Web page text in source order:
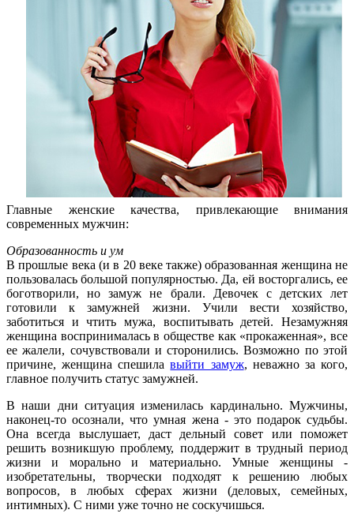
Главные женские качества, привлекающие внимания
современных мужчин:
Образованность и ум
В прошлые века (и в 20 веке также) образованная женщина не
пользовалась большой популярностью. Да, ей восторгались, ее
боготворили, но замуж не брали. Девочек с детских лет
готовили к замужней жизни. Учили вести хозяйство,
заботиться и чтить мужа, воспитывать детей. Незамужняя
женщина воспринималась в обществе как «прокаженная», все
ее жалели, сочувствовали и сторонились. Возможно по этой
причине, женщина спешилавыйти замуж, неважно за кого,
главное получить статус замужней.
В наши дни ситуация изменилась кардинально. Мужчины,
наконец-то осознали, что умная жена - это подарок судьбы.
Она всегда выслушает, даст дельный совет или поможет
решить возникшую проблему, поддержит в трудный период
жизни и морально и материально. Умные женщины -
изобретательны, творчески подходят к решению любых
вопросов, в любых сферах жизни (деловых, семейных,
интимных). С ними уже точно не соскучишься.